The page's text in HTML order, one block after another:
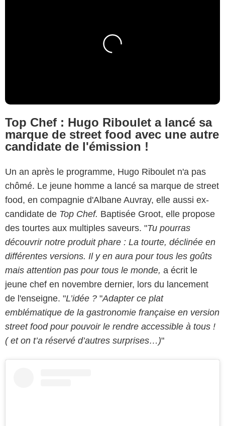
Top Chef : Hugo Riboulet a lancé sa
marque de street food avec une autre
candidate de l'émission !
Un an après le programme, Hugo Riboulet n'a pas
chômé. Le jeune homme a lancé sa marque de street
food, en compagnie d'Albane Auvray, elle aussi ex-
candidate de Top Chef. Baptisée Groot, elle propose
des tourtes aux multiples saveurs. "Tu pourras
découvrir notre produit phare : La tourte, déclinée en
différentes versions. Il y en aura pour tous les goûts
mais attention pas pour tous le monde, a écrit le
jeune chef en novembre dernier, lors du lancement
de l'enseigne. "L’idée ? "Adapter ce plat
emblématique de la gastronomie française en version
street food pour pouvoir le rendre accessible à tous !
( et on t’a réservé d’autres surprises…)"